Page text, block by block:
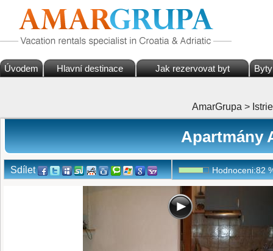
Úvodem Hlavní destinace Jak rezervovat byt Byty
AmarGrupa > Istrie
Apartmány
Sdílet Hodnoceni:82